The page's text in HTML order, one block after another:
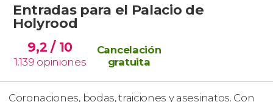
Entradas para el Palacio de
Holyrood
9,2/ 10
1.139 opiniones
Cancelación
gratuita
Coronaciones, bodas, traiciones y asesinatos. Con